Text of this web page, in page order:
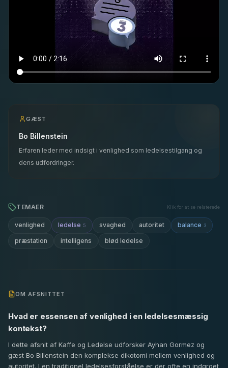
GÆST
Bo Billenstein
Erfaren leder med indsigt i venlighed som ledelsestilgang og
dens udfordringer.
TEMAER Klik for at se relaterede
venlighed ledelse 5 svaghed autoritet balance 3
præstation intelligens blød ledelse
OM AFSNITTET
Hvad er essensen af venlighed i en ledelsesmæssig
kontekst?
I dette afsnit af Kaffe og Ledelse udforsker Ayhan Gormez og
gæst Bo Billenstein den komplekse dikotomi mellem venlighed og
autoritet. I en traditionel ledelsesforståelse er der ofte en indgroet